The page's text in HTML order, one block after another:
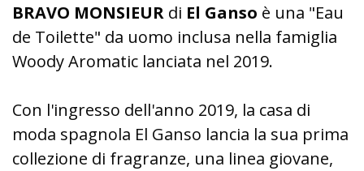
BRAVO MONSIEUR di El Ganso è una "Eau
de Toilette" da uomo inclusa nella famiglia
Woody Aromatic lanciata nel 2019.
Con l'ingresso dell'anno 2019, la casa di
moda spagnola El Ganso lancia la sua prima
collezione di fragranze, una linea giovane,